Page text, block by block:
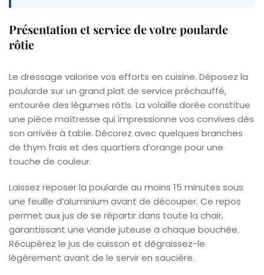
Présentation et service de votre poularde
rôtie
Le dressage valorise vos efforts en cuisine. Déposez la
poularde sur un grand plat de service préchauffé,
entourée des légumes rôtis. La volaille dorée constitue
une pièce maîtresse qui impressionne vos convives dès
son arrivée à table. Décorez avec quelques branches
de thym frais et des quartiers d’orange pour une
touche de couleur.
Laissez reposer la poularde au moins 15 minutes sous
une feuille d’aluminium avant de découper. Ce repos
permet aux jus de se répartir dans toute la chair,
garantissant une viande juteuse à chaque bouchée.
Récupérez le jus de cuisson et dégraissez-le
légèrement avant de le servir en saucière.